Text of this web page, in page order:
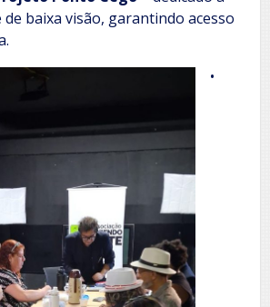
de baixa visão, garantindo acesso
•